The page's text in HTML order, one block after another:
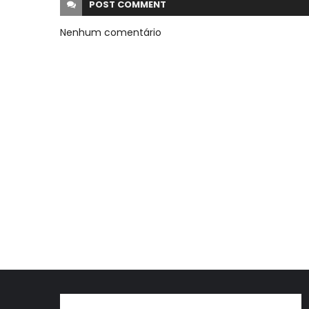
POST COMMENT
Nenhum comentário